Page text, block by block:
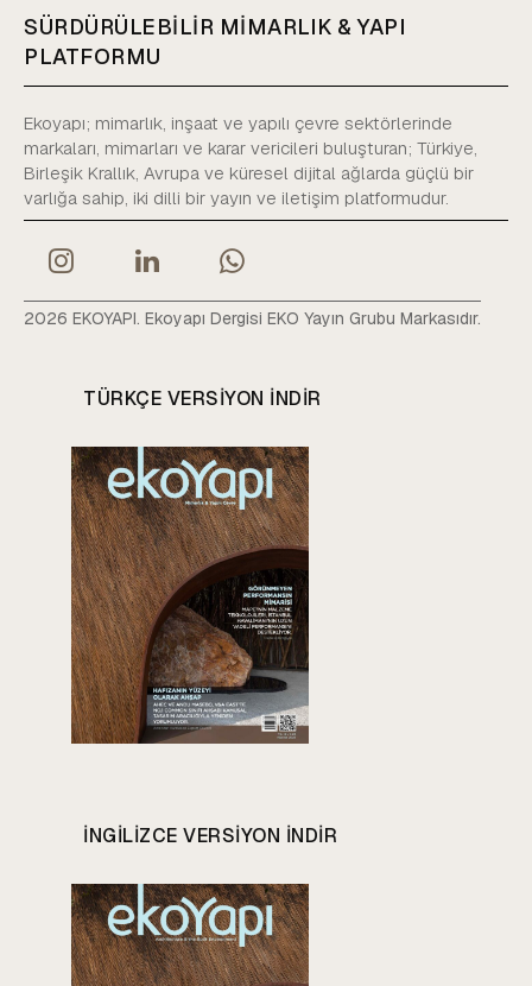
SÜRDÜRÜLEBİLİR MİMARLIK & YAPI
PLATFORMU
Ekoyapı; mimarlık, inşaat ve yapılı çevre sektörlerinde
markaları, mimarları ve karar vericileri buluşturan; Türkiye,
Birleşik Krallık, Avrupa ve küresel dijital ağlarda güçlü bir
varlığa sahip, iki dilli bir yayın ve iletişim platformudur.
2026 EKOYAPI. Ekoyapı Dergisi EKO Yayın Grubu Markasıdır.
TÜRKÇE VERSIYON INDIR
INGILIZCE VERSIYON INDIR